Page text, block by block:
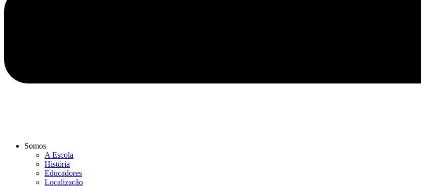
Somos
A Escola
História
Educadores
Localização